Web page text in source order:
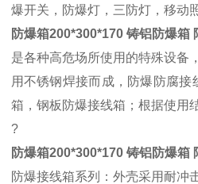
爆开关，防爆灯，三防灯，移动
防爆箱200*300*170 铸铝防爆箱
是各种高危场所使用的特殊设备
用不锈钢焊接而成，防爆防腐
箱，钢板防爆接线箱；根据使用
?
防爆箱200*300*170 铸铝防爆箱
防爆接线箱系列：外壳采用耐冲